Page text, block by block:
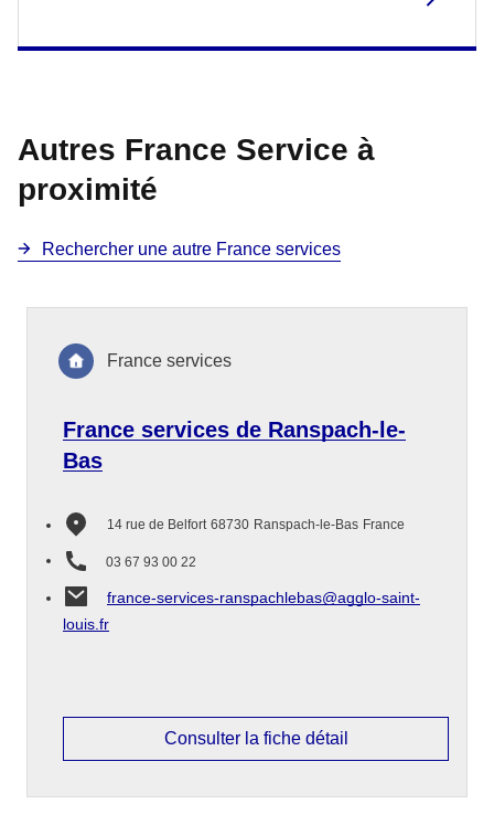
Autres France Service à
proximité
Rechercher une autre France services
France services de Ranspach-le-
Bas
14 rue de Belfort 68730 Ranspach-le-Bas France
03 67 93 00 22
france-services-ranspachlebas@agglo-saint-
louis.fr
France services
Consulter la fiche détail